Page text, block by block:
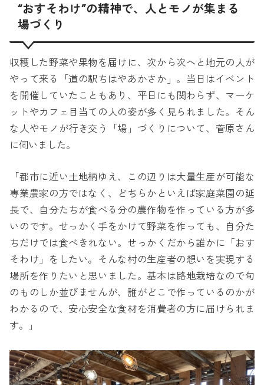
“おすそわけ”の精神で、人とモノが集まる
場づくり
収穫した野菜や果物を届けに、次から次へと地元の人が
やって来る「道の駅ちはやあかさか」。当日はイベント
を開催していたこともあり、平日にも関わらず、マーケ
ットやカフェ目当ての人の姿が多く見られました。そん
な人やモノが行き交う「場」づくりについて、菅原さん
に伺いました。
「都市に近い土地柄ゆえ、この辺りは大量生産が可能な
専業農家の方ではなく、どちらかといえば家庭菜園の延
長で、自分たちが食べる分の農作物を作っている方が多
いのです。せっかく手をかけて野菜を作っても、自分た
ちだけでは食べきれない。せっかくだから誰かに「おす
そわけ」をしたい。そんな村の生産者の想いを実現する
場所を作りたいと思いました。基本は路地栽培なので旬
のものしか並びませんが、誰がどこで作っているのかが
わかるので、安心安全な食材を消費者の方に届けられま
す。」